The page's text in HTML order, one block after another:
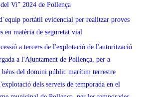
Vi” 2024 de Pollença
portàtil evidencial per realitzar proves
en matèria de seguretat vial
a tercers de l'explotació de l'autorització
a l'Ajuntament de Pollença, per a
béns del domini públic marítim terrestre
dels serveis de temporada en el